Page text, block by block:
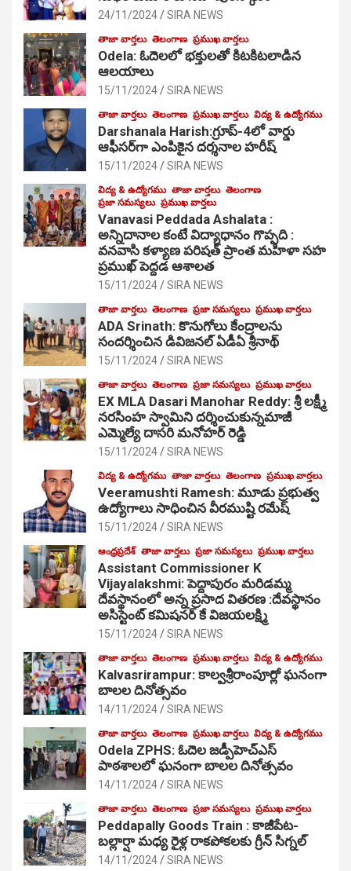
24/11/2024 SIRA NEWS
తాజా వార్తలు తెలంగాణ ప్రముఖ వార్తలు
Odela: ఓదెల‌లో భక్తులతో కిటకిటలాడిన
ఆల‌యాలు
15/11/2024 SIRA NEWS
తాజా వార్తలు తెలంగాణ ప్రముఖ వార్తలు విద్య & ఉద్యోగము
Darshanala Harish:గ్రూప్-4లో వార్డు
ఆఫీసర్‌గా ఎంపికైన దర్శనాల హరీష్
15/11/2024 SIRA NEWS
విద్య & ఉద్యోగము తాజా వార్తలు తెలంగాణ
ప్రజా సమస్యలు ప్రముఖ వార్తలు
Vanavasi Peddada Ashalata :
అన్నిదానాల కంటే విద్యాధానం గొప్పది :
వనవాసి కళ్యాణ పరిషత్ ప్రాంత మహిళా సహ
ప్రముఖ్ పెద్దడ ఆశాలత
15/11/2024 SIRA NEWS
తాజా వార్తలు తెలంగాణ ప్రజా సమస్యలు ప్రముఖ వార్తలు
ADA Srinath: కొనుగోలు కేంద్రాల‌ను
సంద‌ర్శించిన డివిజనల్ ఏడీఏ శ్రీనాథ్
15/11/2024 SIRA NEWS
తాజా వార్తలు తెలంగాణ ప్రజా సమస్యలు ప్రముఖ వార్తలు
EX MLA Dasari Manohar Reddy: శ్రీ లక్ష్మీ
నరసింహ స్వామిని దర్శించుకున్నమాజీ
ఎమ్మెల్యే దాసరి మనోహర్ రెడ్డి
15/11/2024 SIRA NEWS
విద్య & ఉద్యోగము తాజా వార్తలు తెలంగాణ ప్రముఖ వార్తలు
Veeramushti Ramesh: మూడు ప్రభుత్వ
ఉద్యోగాలు సాధించిన వీరముష్టి రమేష్
15/11/2024 SIRA NEWS
ఆంధ్రప్రదేశ్ తాజా వార్తలు ప్రజా సమస్యలు ప్రముఖ వార్తలు
Assistant Commissioner K
Vijayalakshmi: పెద్దాపురం మరిడమ్మ
దేవస్థానంలో అన్న ప్రసాద వితరణ :దేవస్థానం
అసిస్టెంట్ కమిషనర్ కే విజయలక్ష్మి
15/11/2024 SIRA NEWS
తాజా వార్తలు తెలంగాణ ప్రముఖ వార్తలు విద్య & ఉద్యోగము
Kalvasrirampur: కాల్వశ్రీరాంపూర్లో ఘనంగా
బాలల దినోత్సవం
14/11/2024 SIRA NEWS
తాజా వార్తలు తెలంగాణ ప్రముఖ వార్తలు విద్య & ఉద్యోగము
Odela ZPHS: ఓదెల జ‌డ్పీహెచ్ఎస్
పాఠ‌శాల‌లో ఘనంగా బాలల దినోత్సవం
14/11/2024 SIRA NEWS
తాజా వార్తలు తెలంగాణ ప్రజా సమస్యలు ప్రముఖ వార్తలు
Peddapally Goods Train : కాజీపేట-
బల్లార్షా మధ్య రైళ్ల రాకపోకలకు గ్రీన్ సిగ్నల్
14/11/2024 SIRA NEWS